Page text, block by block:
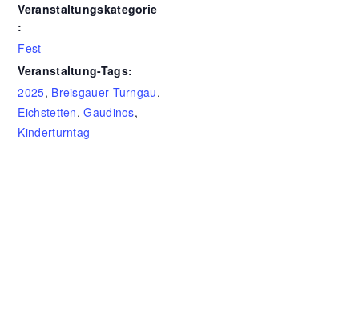
Veranstaltungskategorie
:
Fest
Veranstaltung-Tags:
2025, Breisgauer Turngau,
Eichstetten,Gaudinos,
Kinderturntag